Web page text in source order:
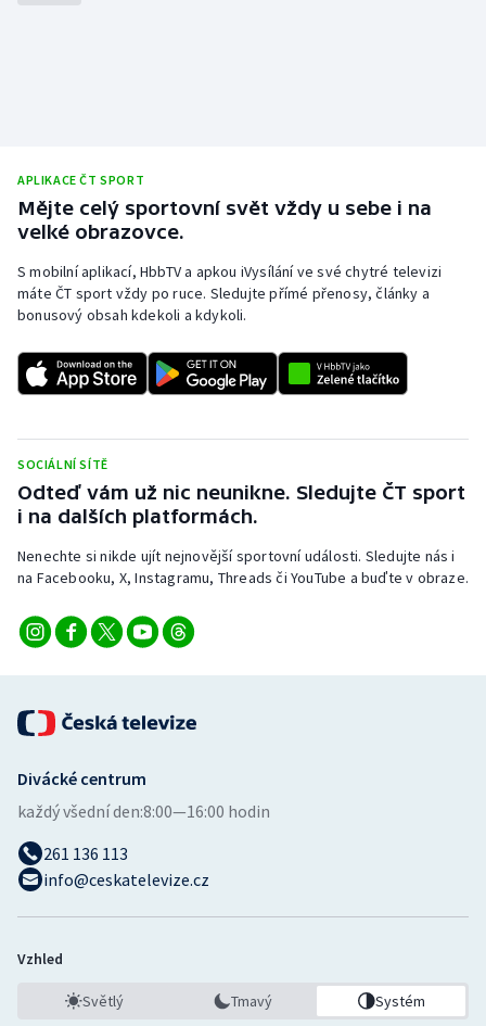
Veslování
Vodní slalom
Volejbal
Ostatní
APLIKACE ČT SPORT
Mějte celý sportovní svět vždy u sebe i na
velké obrazovce.
S mobilní aplikací, HbbTV a apkou iVysílání ve své chytré televizi
máte ČT sport vždy po ruce. Sledujte přímé přenosy, články a
bonusový obsah kdekoli a kdykoli.
SOCIÁLNÍ SÍTĚ
Odteď vám už nic neunikne. Sledujte ČT sport
i na dalších platformách.
Nenechte si nikde ujít nejnovější sportovní události. Sledujte nás i
na Facebooku, X, Instagramu, Threads či YouTube a buďte v obraze.
Divácké centrum
každý všední den:8:00—16:00 hodin
261 136 113
info@ceskatelevize.cz
Vzhled
Světlý Tmavý Systém